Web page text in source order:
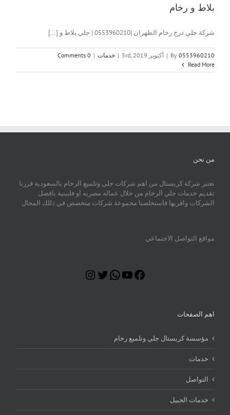
بلاط و رخام
شركة جلي درج رخام الظهران |0553960210 | جلي بلاط و [...]
By 0553960210
| أكتوبر 3rd, 2019 | خدمات |
0 Comments
Read More
من نحن
تعتبر شركة كريستال من اهم شركات جلي وتلميع الرخام بالسعودية قررنا
تقديم خدمات جلي الرخام من خلال عماله مصريه او فلبينية بافضل
الشركات واقربها فاستخلصنا مجموعة شركات متخصص في ذللك المجال
مواقع التواصل الاجتماعي
Facebook
YouTube
WhatsApp
Twitter
اهم الصفحات
مؤسسة كريستال جلي وتلميع رخام
خدمات
التواصل
خدمات الجبيل